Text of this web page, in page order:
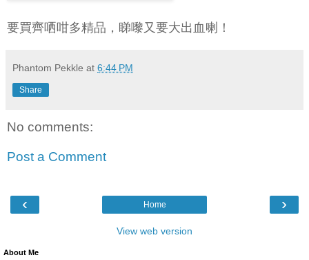
要買齊哂咁多精品，睇嚟又要大出血喇！
Phantom Pekkle at 6:44 PM
Share
No comments:
Post a Comment
‹ ›
Home
View web version
About Me